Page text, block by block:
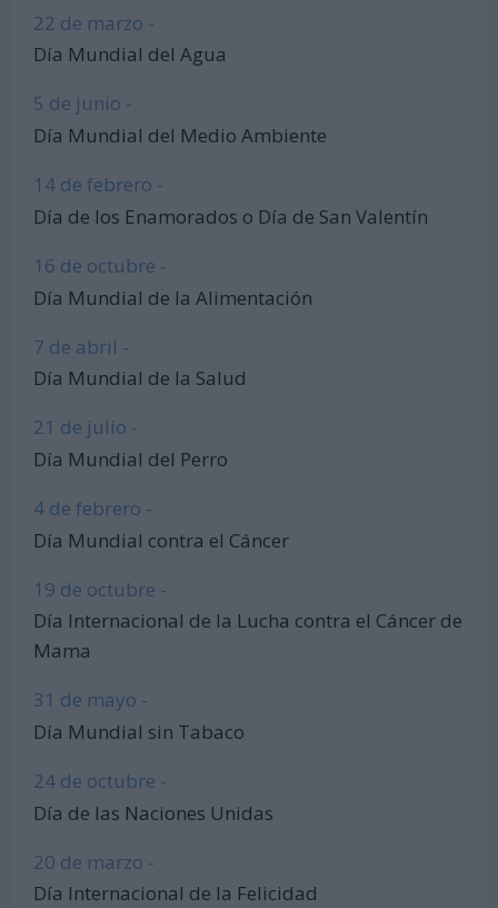
22 de marzo -
Día Mundial del Agua
5 de junio -
Día Mundial del Medio Ambiente
14 de febrero -
Día de los Enamorados o Día de San Valentín
16 de octubre -
Día Mundial de la Alimentación
7 de abril -
Día Mundial de la Salud
21 de julio -
Día Mundial del Perro
4 de febrero -
Día Mundial contra el Cáncer
19 de octubre -
Día Internacional de la Lucha contra el Cáncer de
Mama
31 de mayo -
Día Mundial sin Tabaco
24 de octubre -
Día de las Naciones Unidas
20 de marzo -
Día Internacional de la Felicidad